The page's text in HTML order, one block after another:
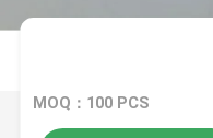
MOQ：100 PCS